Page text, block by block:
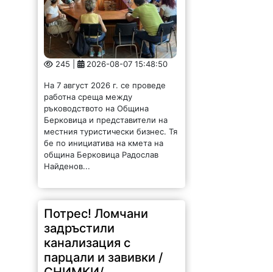
245 | 2026-08-07 15:48:50
работна среща между
ръководството на Община
Берковица и представители на
местния туристически бизнес. Тя
бе по инициатива на кмета на
община Берковица Радослав
Найденов...
Потрес! Ломчани
задръстили
канализация с
парцали и завивки /
СНИМКИ/